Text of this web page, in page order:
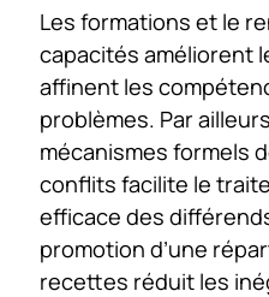
Les formations et le
capacités améliorent
affinent les
problèmes. Par
mécanismes formels
conflits facilite le
efficace des
promotion d’une
recettes réduit les